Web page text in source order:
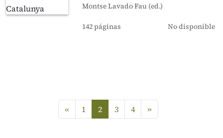
Montse Lavado Fau (ed.)
142 páginas No disponible
« Anterior
1
2
3 4 »